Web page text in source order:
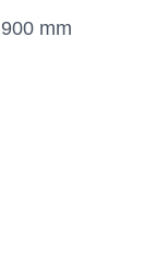
mm